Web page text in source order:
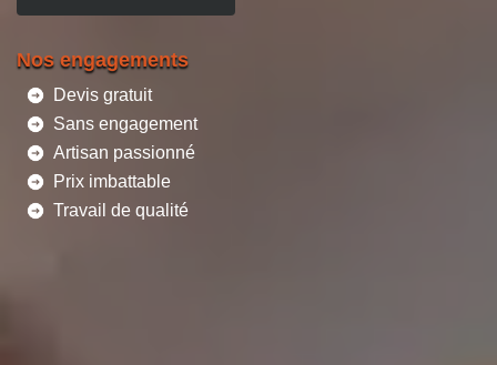
Nos engagements
Devis gratuit
Sans engagement
Artisan passionné
Prix imbattable
Travail de qualité